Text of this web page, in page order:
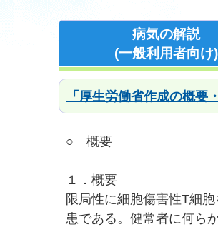
病気の解説
(一般利用者向け)
「厚生労働省作成の概要
○ 概要
１．概要
限局性に細胞傷害性T細
患である。健常者に何ら